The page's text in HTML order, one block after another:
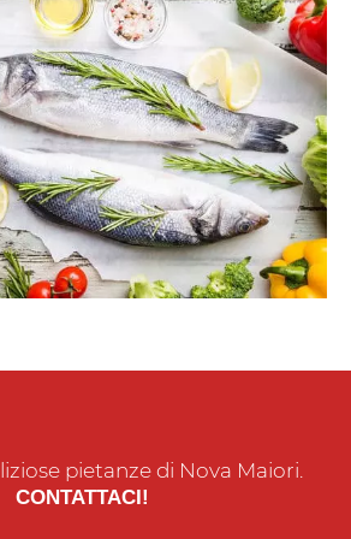
pietanze di Nova Maiori.
CONTATTACI!